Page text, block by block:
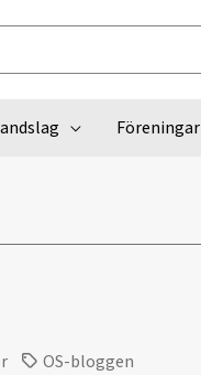
Föreningar
OS-bloggen